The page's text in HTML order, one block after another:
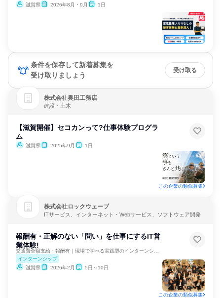
滋賀県
2026年8月・9月 1日
条件を保存して新着募集を
受け取りましょう
受け取る
株式会社奥田工務店
建設・土木
【滋賀開催】セコカンって?仕事体験プログラ
ム
滋賀県 2025年9月 1日
この企業の類似募集
株式会社ロックウェーブ
ITサービス、インターネット・Webサービス、ソフトウェア開発
報酬有・正解のない「問い」を仕事にするIT営
業体験!
インターンシップ
滋賀県
2026年2月 5日～10日
この企業の類似募集